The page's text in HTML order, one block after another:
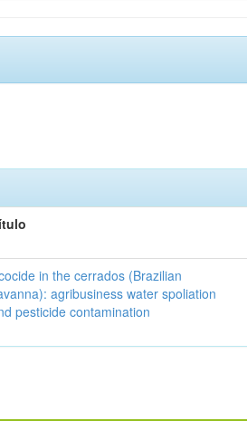
in the cerrados (Brazilian
agribusiness water spoliation
pesticide contamination